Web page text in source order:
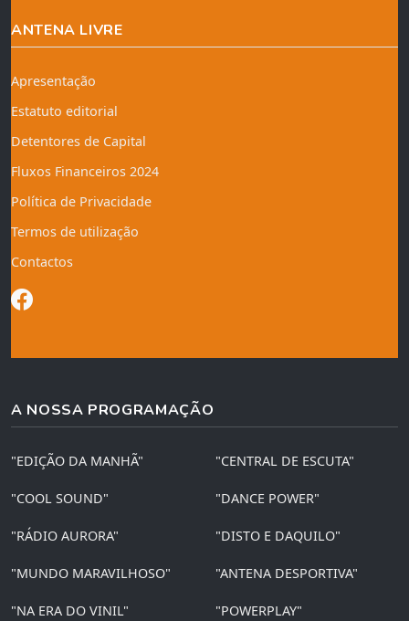
ANTENA LIVRE
Apresentação
Estatuto editorial
Detentores de Capital
Fluxos Financeiros 2024
Política de Privacidade
Termos de utilização
Contactos
A NOSSA PROGRAMAÇÃO
"EDIÇÃO DA MANHÃ" "CENTRAL DE ESCUTA"
"COOL SOUND" "DANCE POWER"
"RÁDIO AURORA" "DISTO E DAQUILO"
"MUNDO MARAVILHOSO" "ANTENA DESPORTIVA"
"NA ERA DO VINIL" "POWERPLAY"